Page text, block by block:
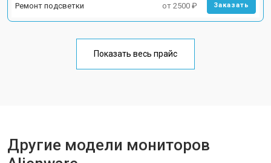
Ремонт подсветки от 2500 ₽ Заказать
Показать весь прайс
Другие модели мониторов